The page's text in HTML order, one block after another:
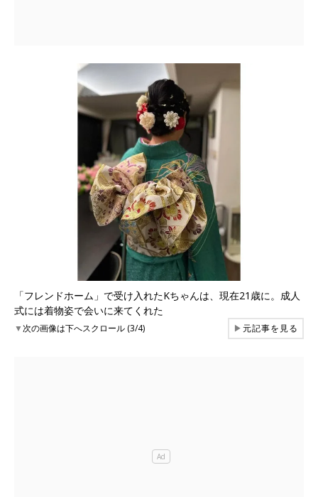
「フレンドホーム」で受け入れたKちゃんは、現在21歳に。成人
式には着物姿で会いに来てくれた
▼次の画像は下へスクロール (3/4) ▶元記事を見る